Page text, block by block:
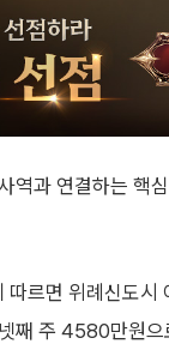
역과 연결하는 핵
따르면 위례신도
주 4580만원으